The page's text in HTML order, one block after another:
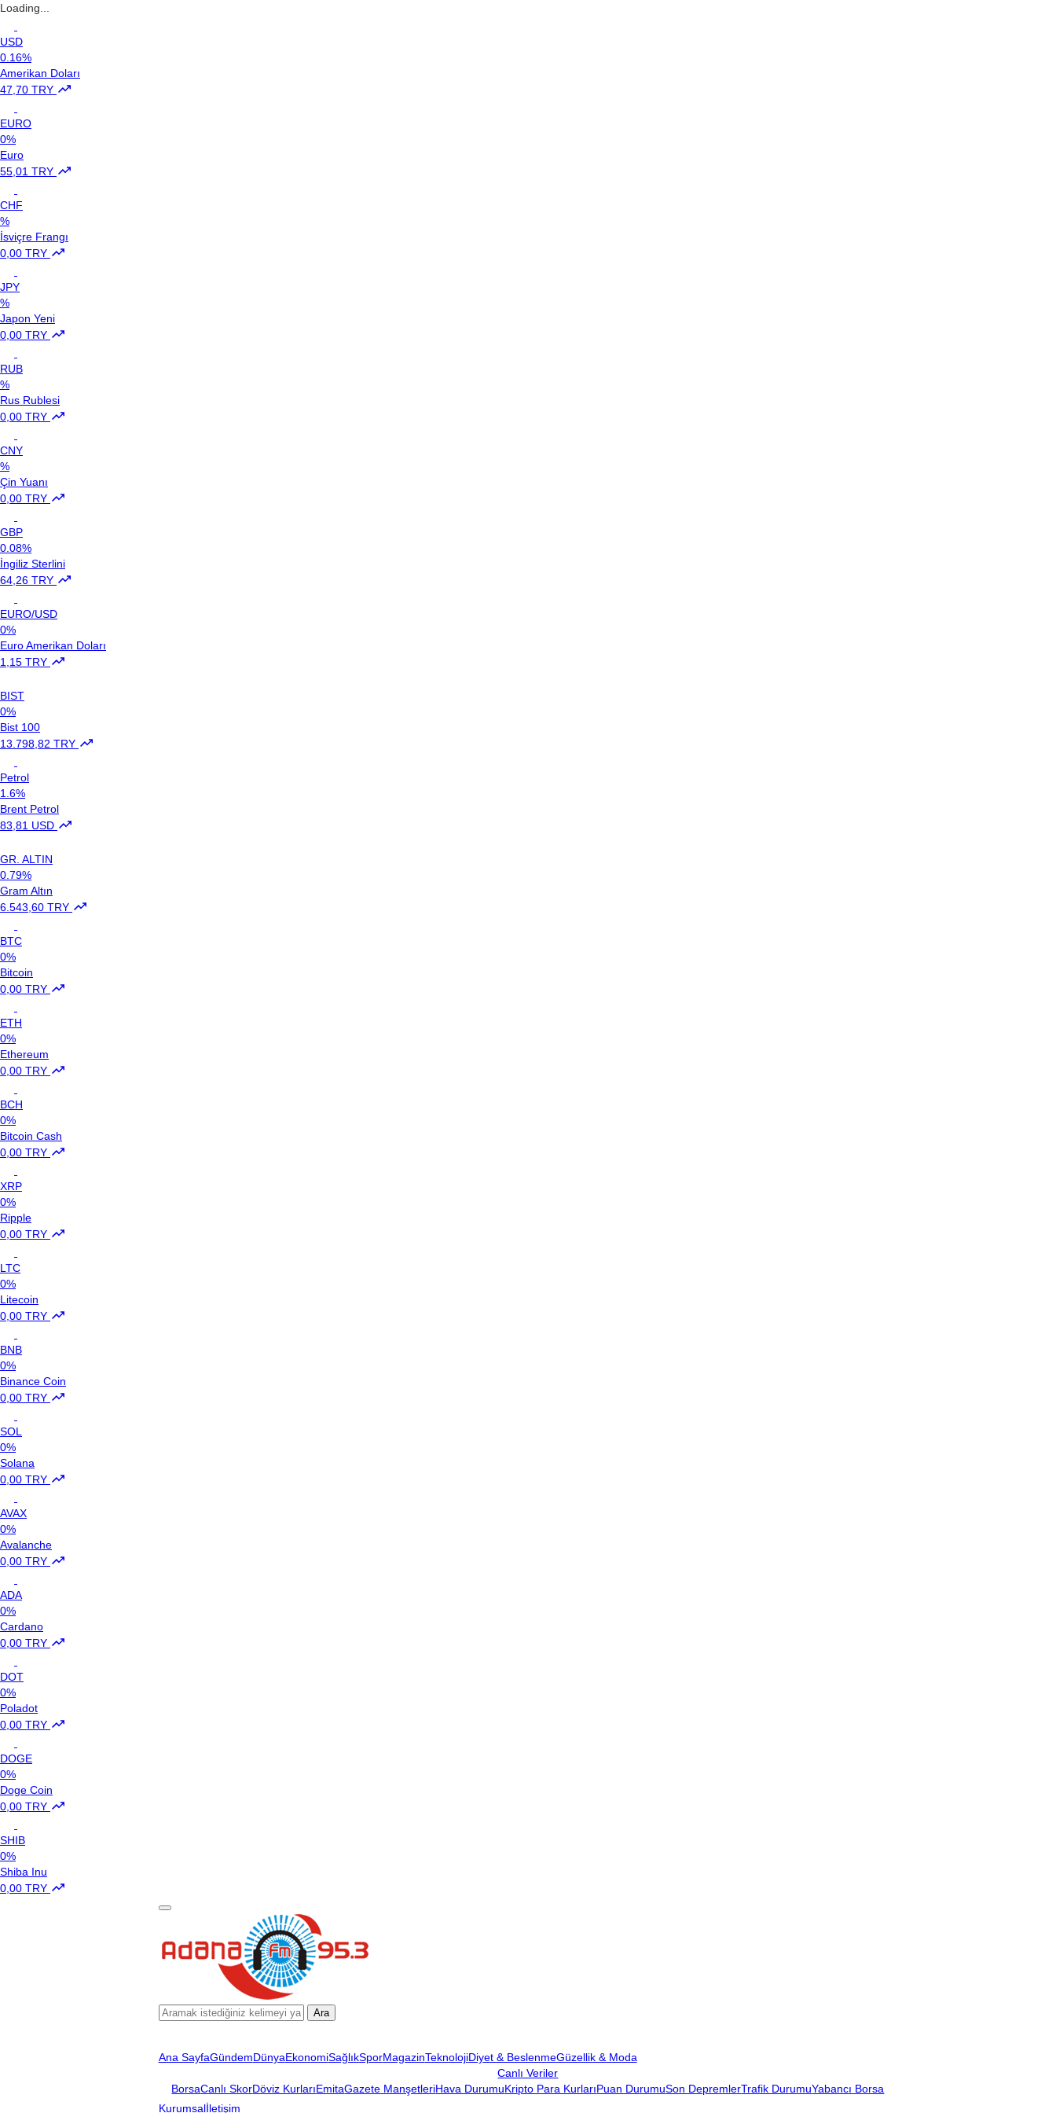
Loading...
USD
0.16%
Amerikan Doları
47,70 TRY
EURO
0%
Euro
55,01 TRY
CHF
%
İsviçre Frangı
0,00 TRY
JPY
%
Japon Yeni
0,00 TRY
RUB
%
Rus Rublesi
0,00 TRY
CNY
%
Çin Yuanı
0,00 TRY
GBP
0.08%
İngiliz Sterlini
64,26 TRY
EURO/USD
0%
Euro Amerikan Doları
1,15 TRY
BIST
0%
Bist 100
13.798,82 TRY
Petrol
1.6%
Brent Petrol
83,81 USD
GR. ALTIN
0.79%
Gram Altın
6.543,60 TRY
BTC
0%
Bitcoin
0,00 TRY
ETH
0%
Ethereum
0,00 TRY
BCH
0%
Bitcoin Cash
0,00 TRY
XRP
0%
Ripple
0,00 TRY
LTC
0%
Litecoin
0,00 TRY
BNB
0%
Binance Coin
0,00 TRY
SOL
0%
Solana
0,00 TRY
AVAX
0%
Avalanche
0,00 TRY
ADA
0%
Cardano
0,00 TRY
DOT
0%
Poladot
0,00 TRY
DOGE
0%
Doge Coin
0,00 TRY
SHIB
0%
Shiba Inu
0,00 TRY
Ara
Ana SayfaGündemDünyaEkonomiSağlıkSporMagazinTeknolojiDiyet & BeslenmeGüzellik & Moda
Canlı Veriler
BorsaCanlı SkorDöviz KurlarıEmitaGazete ManşetleriHava DurumuKripto Para KurlarıPuan DurumuSon DepremlerTrafik DurumuYabancı Borsa
Kurumsalİletişim